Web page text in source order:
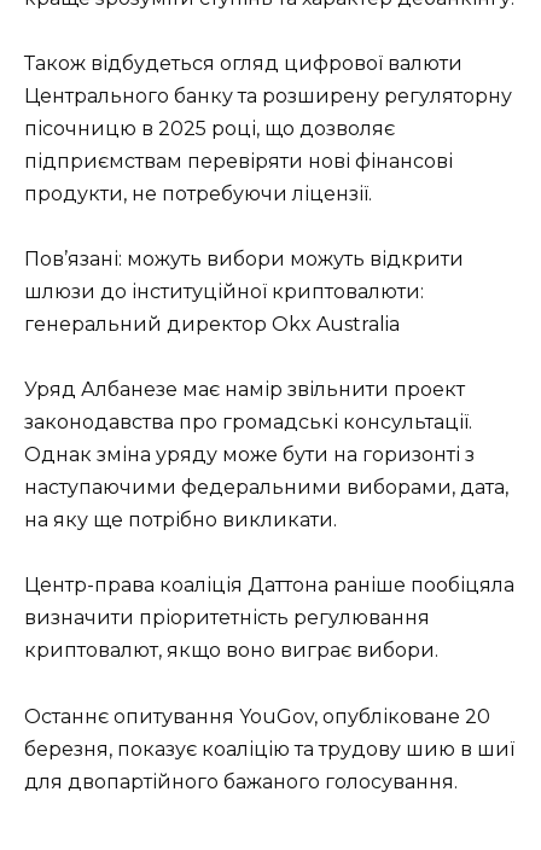
Також відбудеться огляд цифрової валюти
Центрального банку та розширену регуляторну
пісочницю в 2025 році, що дозволяє
підприємствам перевіряти нові фінансові
продукти, не потребуючи ліцензії.
Пов’язані: можуть вибори можуть відкрити
шлюзи до інституційної криптовалюти:
генеральний директор Okx Australia
Уряд Албанезе має намір звільнити проект
законодавства про громадські консультації.
Однак зміна уряду може бути на горизонті з
наступаючими федеральними виборами, дата,
на яку ще потрібно викликати.
Центр-права коаліція Даттона раніше пообіцяла
визначити пріоритетність регулювання
криптовалют, якщо воно виграє вибори.
Останнє опитування YouGov, опубліковане 20
березня, показує коаліцію та трудову шию в шиї
для двопартійного бажаного голосування.